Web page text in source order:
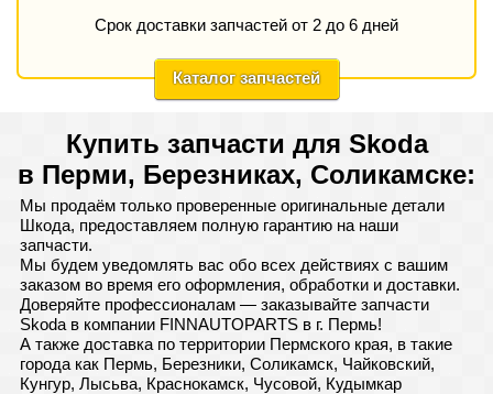
Срок доставки запчастей от 2 до 6 дней
Каталог запчастей
Купить запчасти для Skoda
в Перми, Березниках, Соликамске:
Мы продаём только проверенные оригинальные детали
Шкода, предоставляем полную гарантию на наши
запчасти.
Мы будем уведомлять вас обо всех действиях с вашим
заказом во время его оформления, обработки и доставки.
Доверяйте профессионалам — заказывайте запчасти
Skoda в компании FINNAUTOPARTS в г. Пермь!
А также доставка по территории Пермского края, в такие
города как Пермь, Березники, Соликамск, Чайковский,
Кунгур, Лысьва, Краснокамск, Чусовой, Кудымкар